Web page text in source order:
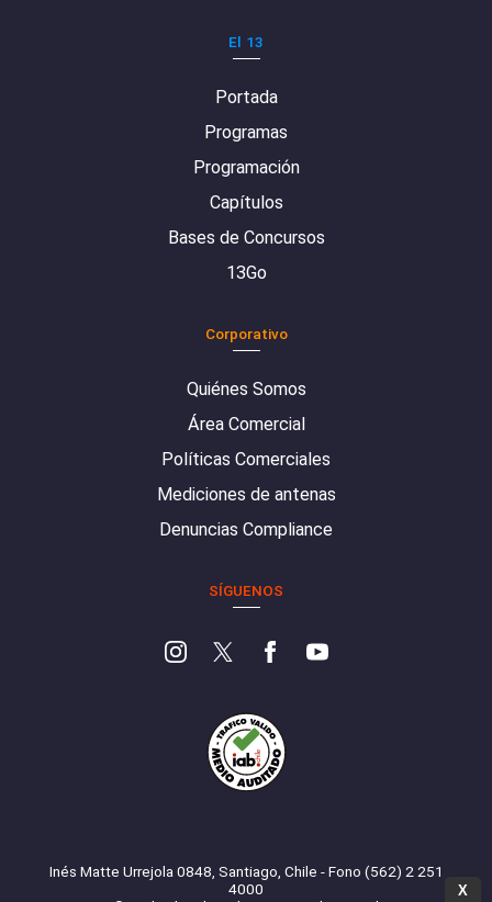
El 13
Portada
Programas
Programación
Capítulos
Bases de Concursos
13Go
Corporativo
Quiénes Somos
Área Comercial
Políticas Comerciales
Mediciones de antenas
Denuncias Compliance
SÍGUENOS
Inés Matte Urrejola 0848, Santiago, Chile - Fono (562) 2 251
4000
X